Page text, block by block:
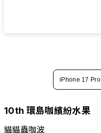
iPhone 17 Pro
10th 環島咖繽紛水果
貓貓蟲咖波